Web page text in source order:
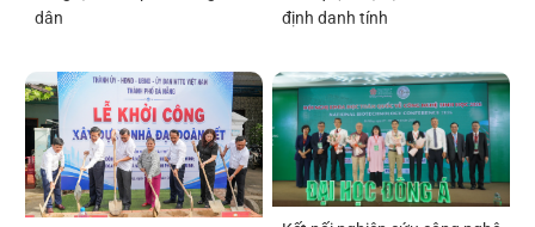
dân
định danh tính